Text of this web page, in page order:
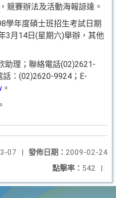
競賽辦法及活動海報諒達。
學年度碩士班招生考試日期
3月14日(星期六)舉辦，其他
助理；聯絡電話(02)2621-
：(02)2620-9924；E-
。
發佈日期： 2009-02-24
07
|
點擊率： 542 |